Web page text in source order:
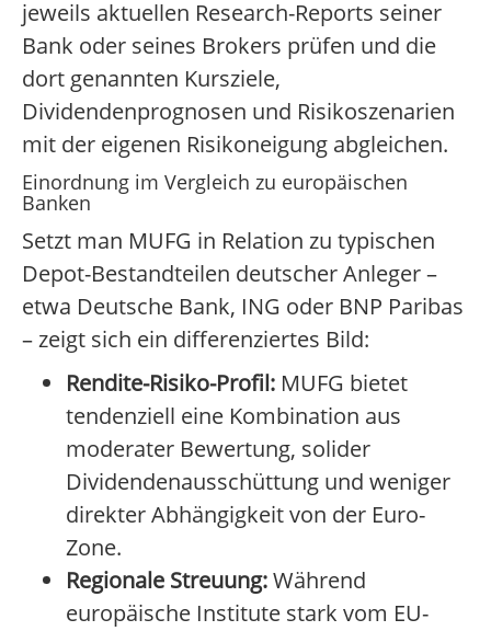
jeweils aktuellen Research-Reports seiner
Bank oder seines Brokers prüfen und die
dort genannten Kursziele,
Dividendenprognosen und Risikoszenarien
mit der eigenen Risikoneigung abgleichen.
Einordnung im Vergleich zu europäischen
Banken
Setzt man MUFG in Relation zu typischen
Depot-Bestandteilen deutscher Anleger –
etwa Deutsche Bank, ING oder BNP Paribas
– zeigt sich ein differenziertes Bild:
Rendite-Risiko-Profil: MUFG bietet
tendenziell eine Kombination aus
moderater Bewertung, solider
Dividendenausschüttung und weniger
direkter Abhängigkeit von der Euro-
Zone.
Regionale Streuung:Während
europäische Institute stark vom EU-